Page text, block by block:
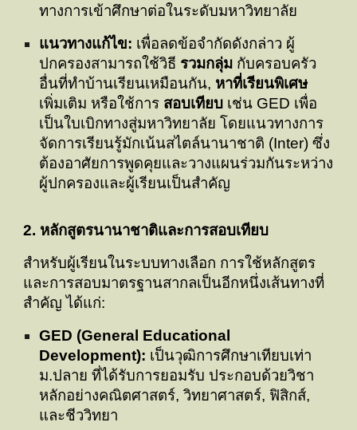
ทางการเข้าศึกษาต่อในระดับมหาวิทยาลัย
แนวทางแก้ไข: เพื่อลดข้อจำกัดดังกล่าว ผู้
ปกครองสามารถใช้วิธี รวมกลุ่ม กับครอบครัว
อื่นที่ทำบ้านเรียนเหมือนกัน, หาที่เรียนพิเศษ
เพิ่มเติม หรือใช้การ สอบเทียบ เช่น GED เพื่อ
เป็นใบเบิกทางสู่มหาวิทยาลัย โดยแนวทางการ
จัดการเรียนรู้มักเน้นสไตล์นานาชาติ (Inter) ซึ่ง
ต้องอาศัยการพูดคุยและวางแผนร่วมกันระหว่าง
ผู้ปกครองและผู้เรียนเป็นสำคัญ
2. หลักสูตรนานาชาติและการสอบเทียบ
สำหรับผู้เรียนในระบบทางเลือก การใช้หลักสูตร
และการสอบมาตรฐานสากลเป็นอีกหนึ่งเส้นทางที่
สำคัญ ได้แก่:
GED (General Educational
Development): เป็นวุฒิการศึกษาเทียบเท่า
ม.ปลาย ที่ได้รับการยอมรับ ประกอบด้วยวิชา
หลักอย่างคณิตศาสตร์, วิทยาศาสตร์, ฟิสิกส์,
และชีววิทยา